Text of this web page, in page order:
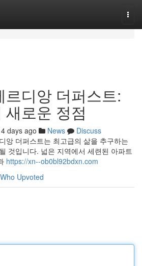
르디앙 더퍼스트:
로운 정점
days ago News
Discuss
앙 더퍼스트는 최고급의 삶을 추구하는
것입니다. 넓은 지역에서 세련된 아파트
https://xn--ob0bl92bdxn.com
Who Upvoted